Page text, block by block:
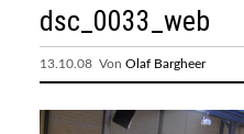
dsc_0033_web
13.10.08 Von Olaf Bargheer